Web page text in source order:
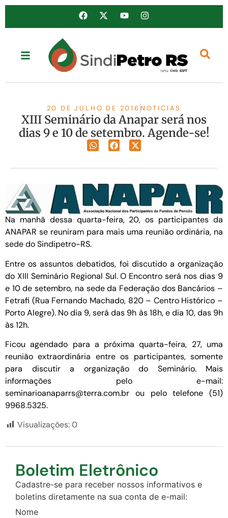
20 DE JULHO DE 2016 NOTICIAS
XIII Seminário da Anapar será nos
dias 9 e 10 de setembro. Agende-se!
Na manhã dessa quarta-feira, 20, os participantes da
ANAPAR se reuniram para mais uma reunião ordinária, na
sede do Sindipetro-RS.
Entre os assuntos debatidos, foi discutido a organização
do XIII Seminário Regional Sul. O Encontro será nos dias 9
e 10 de setembro, na sede da Federação dos Bancários –
Fetrafi (Rua Fernando Machado, 820 – Centro Histórico –
Porto Alegre). No dia 9, será das 9h às 18h, e dia 10, das 9h
às 12h.
Ficou agendado para a próxima quarta-feira, 27, uma
reunião extraordinária entre os participantes, somente
para discutir a organização do Seminário. Mais
informações pelo e-mail:
seminarioanaparrs@terra.com.br ou pelo telefone (51)
9968.5325.
Visualizações:0
Boletim Eletrônico
Cadastre-se para receber nossos informativos e
boletins diretamente na sua conta de e-mail:
Nome